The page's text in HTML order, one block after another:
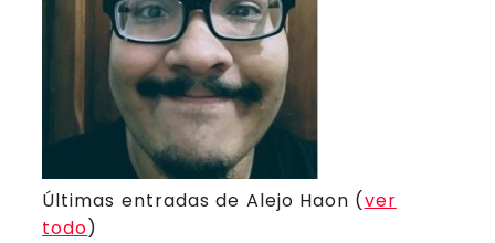
Últimas entradas de Alejo Haon (ver
todo)